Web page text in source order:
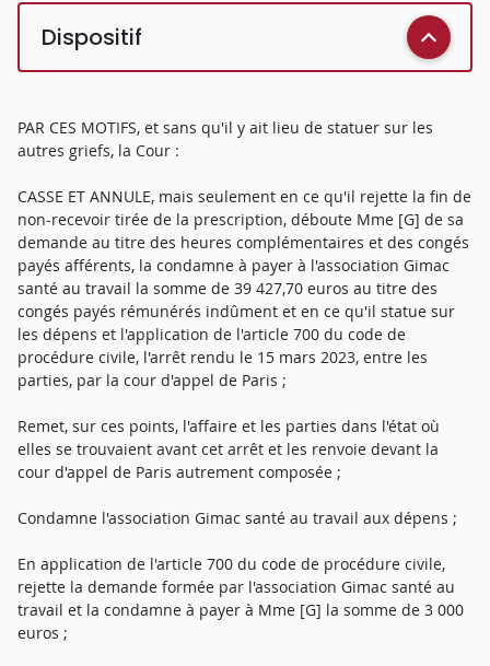
Dispositif
PAR CES MOTIFS, et sans qu'il y ait lieu de statuer sur les
autres griefs, la Cour :
CASSE ET ANNULE, mais seulement en ce qu'il rejette la fin de
non-recevoir tirée de la prescription, déboute Mme [G] de sa
demande au titre des heures complémentaires et des congés
payés afférents, la condamne à payer à l'association Gimac
santé au travail la somme de 39 427,70 euros au titre des
congés payés rémunérés indûment et en ce qu'il statue sur
les dépens et l'application de l'article 700 du code de
procédure civile, l'arrêt rendu le 15 mars 2023, entre les
parties, par la cour d'appel de Paris ;
Remet, sur ces points, l'affaire et les parties dans l'état où
elles se trouvaient avant cet arrêt et les renvoie devant la
cour d'appel de Paris autrement composée ;
Condamne l'association Gimac santé au travail aux dépens ;
En application de l'article 700 du code de procédure civile,
rejette la demande formée par l'association Gimac santé au
travail et la condamne à payer à Mme [G] la somme de 3 000
euros ;